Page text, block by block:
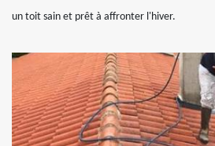
un toit sain et prêt à affronter l'hiver.